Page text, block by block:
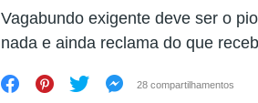
Vagabundo exigente deve ser o
nada e ainda reclama do que
28 compartilhamentos